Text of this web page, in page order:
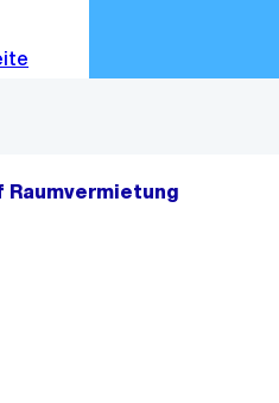
Raumvermietung